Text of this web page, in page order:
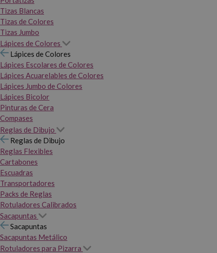
Tizas Blancas
Tizas de Colores
Tizas Jumbo
Lápices de Colores
Lápices de Colores
Lápices Escolares de Colores
Lápices Acuarelables de Colores
Lápices Jumbo de Colores
Lápices Bicolor
Pinturas de Cera
Compases
Reglas de Dibujo
Reglas de Dibujo
Reglas Flexibles
Cartabones
Escuadras
Transportadores
Packs de Reglas
Rotuladores Calibrados
Sacapuntas
Sacapuntas
Sacapuntas Metálico
Rotuladores para Pizarra